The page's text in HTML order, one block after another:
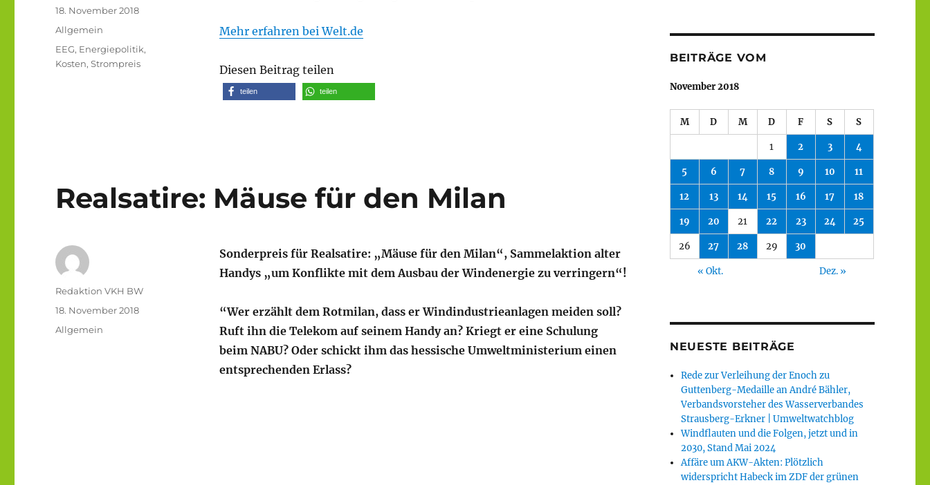
Mehr erfahren bei Welt.de
Diesen Beitrag teilen
teilen teilen
Veröffentlicht
am
18. November 2018
Kategorien
Allgemein
Schlagwörter
EEG, Energiepolitik,
Kosten,Strompreis
Realsatire: Mäuse für den Milan
Sonderpreis für Realsatire: „Mäuse für den Milan“, Sammelaktion alter
Handys „um Konflikte mit dem Ausbau der Windenergie zu verringern“!
“Wer erzählt dem Rotmilan, dass er Windindustrieanlagen meiden soll?
Ruft ihn die Telekom auf seinem Handy an? Kriegt er eine Schulung
beim NABU? Oder schickt ihm das hessische Umweltministerium einen
entsprechenden Erlass?
Autor
Redaktion VKH BW
Veröffentlicht
am
18. November 2018
Kategorien
Allgemein
BEITRÄGE VOM
November 2018
M D M D F S S
1 2 3 4
5 6 7 8 9 10 11
12 13 14 15 16 17 18
19 20 21 22 23 24 25
26 27 28 29 30
« Okt. Dez. »
NEUESTE BEITRÄGE
Rede zur Verleihung der Enoch zu
Guttenberg-Medaille an André Bähler,
Verbandsvorsteher des Wasserverbandes
Strausberg-Erkner | Umweltwatchblog
Windflauten und die Folgen, jetzt und in
2030, Stand Mai 2024
Affäre um AKW-Akten: Plötzlich
widerspricht Habeck im ZDF der grünen